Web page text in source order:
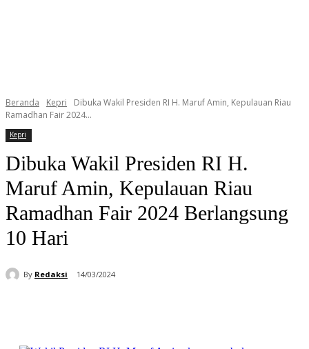
Beranda Kepri
Dibuka Wakil Presiden RI H. Maruf Amin, Kepulauan Riau
Ramadhan Fair 2024...
Kepri
Dibuka Wakil Presiden RI H.
Maruf Amin, Kepulauan Riau
Ramadhan Fair 2024 Berlangsung
10 Hari
By Redaksi 14/03/2024